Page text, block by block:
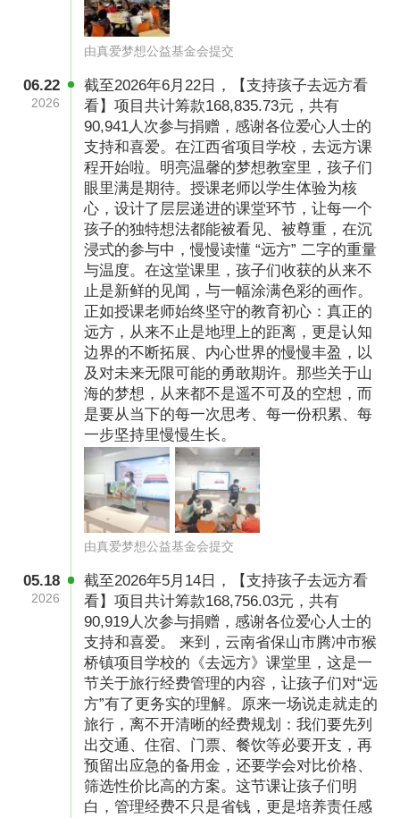
「孩子们的故事」
2019年的“去远方”是真爱梦想发起这项研学旅行
活动后的第六季，活动为期一周，8月8日落下帷
幕。和甘肃的6个孩子一样，来自全国各地的56
个小队的孩子们已经结束他们的梦想旅程，顺利
返乡。经此一夏，他们有了第一次远离父母的胆
量，有了和团队伙伴一起面对挑战的从容，也有
了依靠自己解决问题的信心。
在这一路上，孩子们学本领、读世界、看风景，
变得成熟自信，看到世界之大，也看到家乡之
美。更加热爱这个世界，也能够更好地认识自己
并与他人相处。
由真爱梦想公益基金会提交
06.22
2026
截至2026年6月22日，【支持孩子去远方看
看】项目共计筹款168,835.73元，共有
90,941人次参与捐赠，感谢各位爱心人士的
支持和喜爱。在江西省项目学校，去远方课
程开始啦。明亮温馨的梦想教室里，孩子们
眼里满是期待。授课老师以学生体验为核
心，设计了层层递进的课堂环节，让每一个
孩子的独特想法都能被看见、被尊重，在沉
浸式的参与中，慢慢读懂 “远方” 二字的重量
与温度。在这堂课里，孩子们收获的从来不
止是新鲜的见闻，与一幅涂满色彩的画作。
正如授课老师始终坚守的教育初心：真正的
远方，从来不止是地理上的距离，更是认知
边界的不断拓展、内心世界的慢慢丰盈，以
及对未来无限可能的勇敢期许。那些关于山
海的梦想，从来都不是遥不可及的空想，而
是要从当下的每一次思考、每一份积累、每
一步坚持里慢慢生长。
由真爱梦想公益基金会提交
05.18
2026
截至2026年5月14日，【支持孩子去远方看
看】项目共计筹款168,756.03元，共有
90,919人次参与捐赠，感谢各位爱心人士的
支持和喜爱。 来到，云南省保山市腾冲市猴
桥镇项目学校的《去远方》课堂里，这是一
节关于旅行经费管理的内容，让孩子们对“远
方”有了更务实的理解。原来一场说走就走的
旅行，离不开清晰的经费规划：我们要先列
出交通、住宿、门票、餐饮等必要开支，再
预留出应急的备用金，还要学会对比价格、
筛选性价比高的方案。这节课让孩子们明
白，管理经费不只是省钱，更是培养责任感